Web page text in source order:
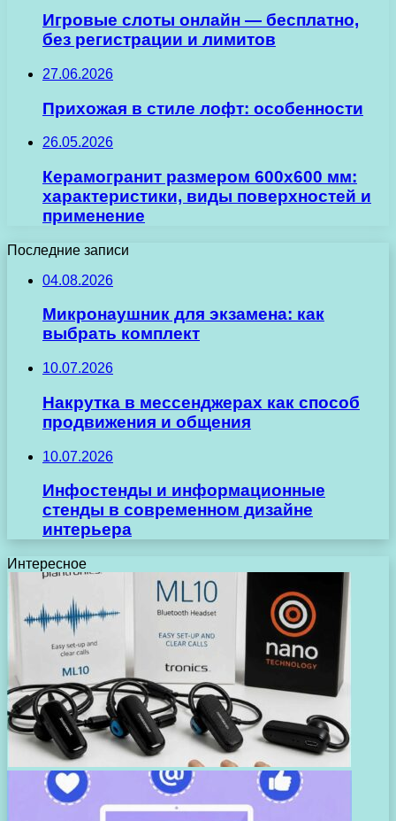
Игровые слоты онлайн — бесплатно,
без регистрации и лимитов
27.06.2026
Прихожая в стиле лофт: особенности
26.05.2026
Керамогранит размером 600х600 мм:
характеристики, виды поверхностей и
применение
Последние записи
04.08.2026
Микронаушник для экзамена: как
выбрать комплект
10.07.2026
Накрутка в мессенджерах как способ
продвижения и общения
10.07.2026
Инфостенды и информационные
стенды в современном дизайне
интерьера
Интересное